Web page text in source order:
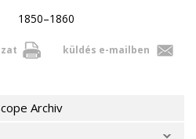
küldés e-mailben
Archiv